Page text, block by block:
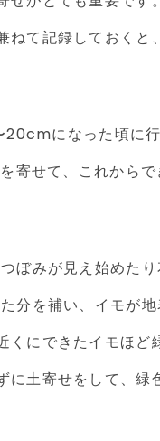
ねて記録しておく
になった頃に行
寄せて、これから
ぼみが見え始めたり
分を補い、イモが
くにできたイモほど
に土寄せをして、